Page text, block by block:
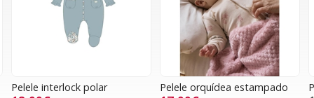
Pelele interlock polar Pelele orquídea estampado